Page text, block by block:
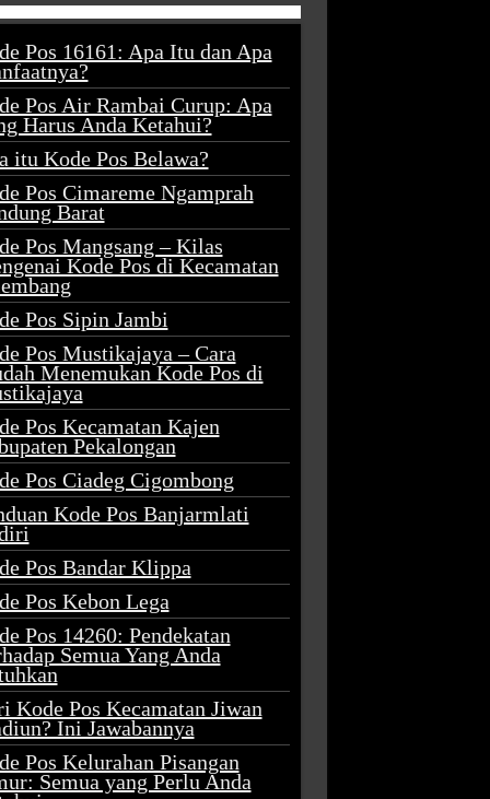
Pos 16161: Apa Itu dan Apa
Pos Air Rambai Curup: Apa
Harus Anda Ketahui?
itu Kode Pos Belawa?
Pos Cimareme Ngamprah
Barat
Pos Mangsang – Kilas
Kode Pos di Kecamatan
Pos Sipin Jambi
Pos Mustikajaya – Cara
Menemukan Kode Pos di
Pos Kecamatan Kajen
Pekalongan
Pos Ciadeg Cigombong
Kode Pos Banjarmlati
Pos Bandar Klippa
Pos Kebon Lega
Pos 14260: Pendekatan
Semua Yang Anda
Kode Pos Kecamatan Jiwan
Ini Jawabannya
Pos Kelurahan Pisangan
Semua yang Perlu Anda